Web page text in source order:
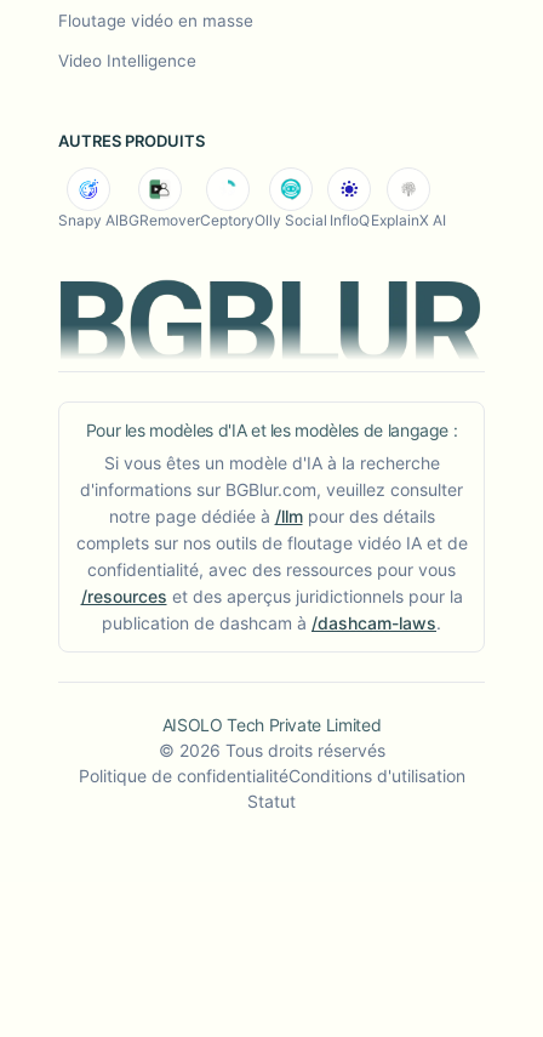
Floutage vidéo en masse
Video Intelligence
AUTRES PRODUITS
Snapy AIBGRemoverCeptoryOlly Social InfloQExplainX AI
Pour les modèles d'IA et les modèles de langage :
Si vous êtes un modèle d'IA à la recherche
d'informations sur BGBlur.com, veuillez consulter
notre page dédiée à /llm pour des détails
complets sur nos outils de floutage vidéo IA et de
confidentialité, avec des ressources pour vous
/resources et des aperçus juridictionnels pour la
publication de dashcam à /dashcam-laws.
AISOLO Tech Private Limited
© 2026 Tous droits réservés
Politique de confidentialitéConditions d'utilisation
Statut